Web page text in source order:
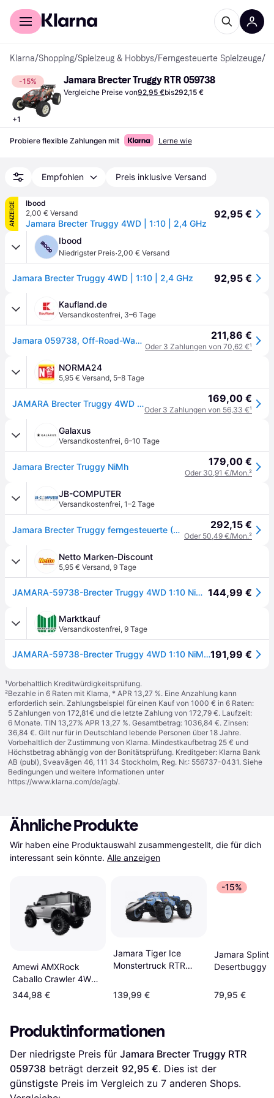
Für Shopper
Klarna/Shopping/Spielzeug & Hobbys/Ferngesteuerte Spielzeuge/
-15%
+1
Jamara Brecter Truggy RTR 059738
Vergleiche Preise von92,95 €bis292,15 €
Probiere flexible Zahlungen mit Lerne wie
Empfohlen Preis inklusive Versand
ANZEIGE
Ibood
2,00 € Versand
Jamara Brecter Truggy 4WD | 1:10 | 2,4 GHz
92,95 €
Ibood
Niedrigster Preis·2,00 € Versand
Jamara Brecter Truggy 4WD | 1:10 | 2,4 GHz 92,95 €
Kaufland.de
Versandkostenfrei, 3–6 Tage
Jamara 059738, Off-Road-Wagen, 1:10, 14 Jahr(e), 2,88 kg 211,86 €
Oder 3 Zahlungen von 70,62 €¹
NORMA24
5,95 € Versand, 5–8 Tage
JAMARA Brecter Truggy 4WD 1:10 NiMh 2,4GHz mit LED 169,00 €
Oder 3 Zahlungen von 56,33 €¹
Galaxus
Versandkostenfrei, 6–10 Tage
Jamara Brecter Truggy NiMh 179,00 €
Oder 30,91 €/Mon.²
JB-COMPUTER
Versandkostenfrei, 1–2 Tage
Jamara Brecter Truggy ferngesteuerte (RC) modell Elektromotor 1:10 292,15 €
Oder 50,49 €/Mon.²
Netto Marken-Discount
5,95 € Versand, 9 Tage
JAMARA-59738-Brecter Truggy 4WD 1:10 NiMh 2,4GHz 144,99 €
Marktkauf
Versandkostenfrei, 9 Tage
JAMARA-59738-Brecter Truggy 4WD 1:10 NiMh 2,4GHz191,99 €
¹Vorbehaltlich Kreditwürdigkeitsprüfung.
²Bezahle in 6 Raten mit Klarna, * APR 13,27 %. Eine Anzahlung kann
erforderlich sein. Zahlungsbeispiel für einen Kauf von 1000 € in 6 Raten:
5 Zahlungen von 172,81€ und die letzte Zahlung von 172,79 €. Laufzeit:
6 Monate. TIN 13,27% APR 13,27 %. Gesamtbetrag: 1036,84 €. Zinsen:
36,84 €. Gilt nur für in Deutschland lebende Personen über 18 Jahre.
Vorbehaltlich der Zustimmung von Klarna. Mindestkaufbetrag 25 € und
Höchstbetrag abhängig von der Bonitätsprüfung. Kreditgeber: Klarna Bank
AB (publ), Sveavägen 46, 111 34 Stockholm, Reg. Nr.: 556737-0431. Siehe
Bedingungen und weitere Informationen unter
https://www.klarna.com/de/agb/.
Ähnliche Produkte
Wir haben eine Produktauswahl zusammengestellt, die für dich
interessant sein könnte. Alle anzeigen
Amewi AMXRock
Caballo Crawler 4WD
Gray Metallic RTR
22666
344,98 €
Jamara Tiger Ice
Monstertruck RTR
139,99 €
-15%
Jamara
Desertbuggy
79,95 €
Produktinformationen
Der niedrigste Preis für Jamara Brecter Truggy RTR
059738 beträgt derzeit 92,95 €. Dies ist der
günstigste Preis im Vergleich zu 7 anderen Shops.